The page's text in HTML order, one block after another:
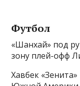
Футбол
«Шанхай» под
зону плей-офф
Хавбек